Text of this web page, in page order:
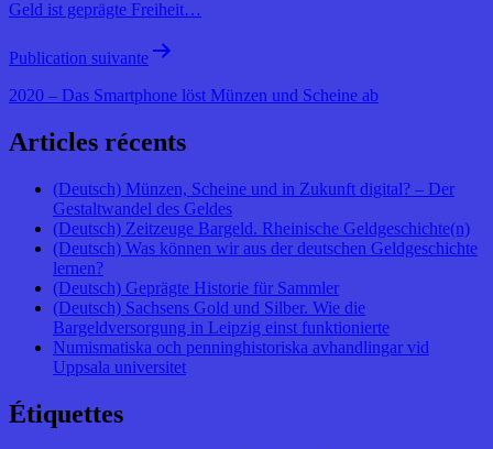
Geld ist geprägte Freiheit…
Publication suivante
2020 – Das Smartphone löst Münzen und Scheine ab
Articles récents
(Deutsch) Münzen, Scheine und in Zukunft digital? – Der
Gestaltwandel des Geldes
(Deutsch) Zeitzeuge Bargeld. Rheinische Geldgeschichte(n)
(Deutsch) Was können wir aus der deutschen Geldgeschichte
lernen?
(Deutsch) Geprägte Historie für Sammler
(Deutsch) Sachsens Gold und Silber. Wie die
Bargeldversorgung in Leipzig einst funktionierte
Numismatiska och penninghistoriska avhandlingar vid
Uppsala universitet
Étiquettes